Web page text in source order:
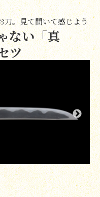
刀。見て聞いて感じよう
ない「真
ツ